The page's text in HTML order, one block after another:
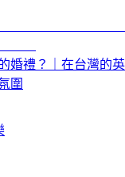
婚禮？｜在台灣的
圍